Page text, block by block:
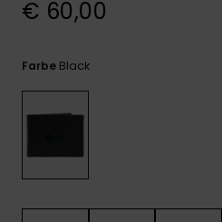
€ 60,00
Farbe Black